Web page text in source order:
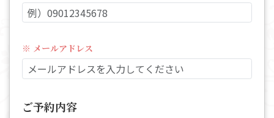
※ メールアドレス
ご予約内容